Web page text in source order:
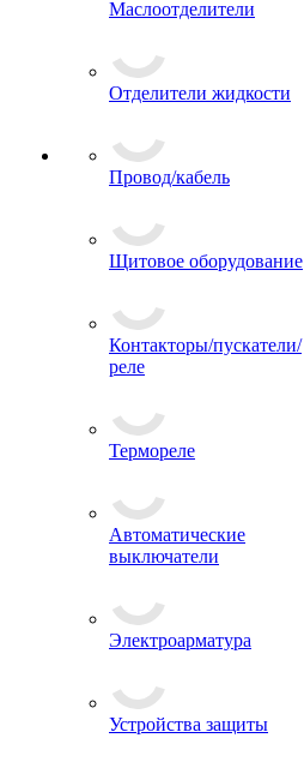
Маслоотделители
Отделители жидкости
Провод/кабель
Щитовое оборудование
Контакторы/пускатели/
реле
Термореле
Автоматические
выключатели
Электроарматура
Устройства защиты